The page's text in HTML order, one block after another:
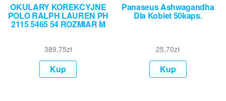
OKULARY KOREKCYJNE
POLO RALPH LAUREN PH
2115 5465 54 ROZMIAR M
389,75zł
Kup
Panaseus Ashwagandha
Dla Kobiet 50kaps.
25,70zł
Kup